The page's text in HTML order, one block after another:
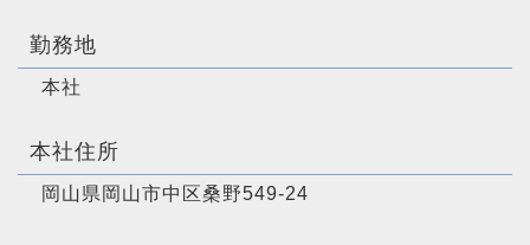
勤務地
本社
本社住所
岡山県岡山市中区桑野549-24